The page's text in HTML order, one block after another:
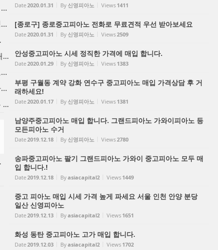
Date2020.01.31 By 신영피아노 Views 1411
[종로구] 종로중고피아노 전화로 무료견적 우선 받아보세요
Date2020.01.31 By 신영피아노 Views2509
안성중고피아노 시세 정직한 가격에 매입 합니다.
Date2020.01.29 By 신영피아노 Views 1383
부평 구월동 계약 강화 연수구 중고피아노 매입 가격상담 후 거
래하세요!
Date2020.01.17 By 신영피아노 Views 1381
남양주중고피아노 매입 합니다. 그랜드피아노 가와이피아노 등
모든피아노 수거
Date2019.12.18 By 신영피아노 Views2780
송파중고피아노 팔기 그랜드피아노 가와이 중고피아노 모두 매
입 합니다.!
Date2019.12.18 Byasiacapital2 Views 1449
중고 피아노 매입 시세 가격 높게 파세요 서울 인천 안양 분당
일산 신영피아노
Date2019.12.13 Byasiacapital2 Views 1651
화성 동탄 중고피아노 고가 매입 합니다.
Date2019.12.03 Byasiacapital2 Views 1702
중고피아노팔기 매입후 가치를...
중고피아노시세 브랜드별 정직...
...
...
마포중고피아노 시세대비 고가...
용산 중고피아노 매입합니다. ...
...
다.